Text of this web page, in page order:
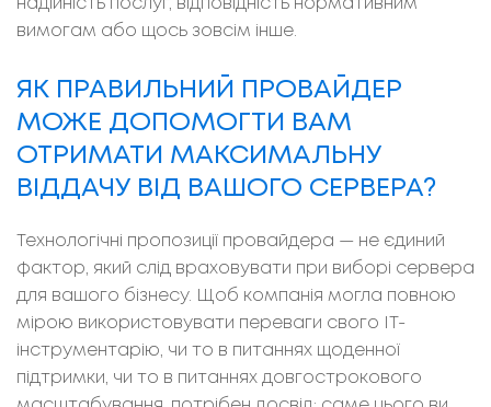
надійність послуг, відповідність нормативним
вимогам або щось зовсім інше.
ЯК ПРАВИЛЬНИЙ ПРОВАЙДЕР
МОЖЕ ДОПОМОГТИ ВАМ
ОТРИМАТИ МАКСИМАЛЬНУ
ВІДДАЧУ ВІД ВАШОГО СЕРВЕРА?
Технологічні пропозиції провайдера — не єдиний
фактор, який слід враховувати при виборі сервера
для вашого бізнесу. Щоб компанія могла повною
мірою використовувати переваги свого ІТ-
інструментарію, чи то в питаннях щоденної
підтримки, чи то в питаннях довгострокового